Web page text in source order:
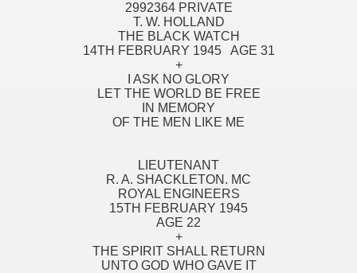
2992364 PRIVATE
T. W. HOLLAND
THE BLACK WATCH
14TH FEBRUARY 1945 AGE 31
+
I ASK NO GLORY
LET THE WORLD BE FREE
IN MEMORY
OF THE MEN LIKE ME
LIEUTENANT
R. A. SHACKLETON. MC
ROYAL ENGINEERS
15TH FEBRUARY 1945
AGE 22
+
THE SPIRIT SHALL RETURN
UNTO GOD WHO GAVE IT